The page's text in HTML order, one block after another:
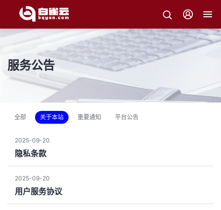
服务公告
全部 关于本站 重要通知 平台公告
2025-09-20
隐私条款
2025-09-20
用户服务协议